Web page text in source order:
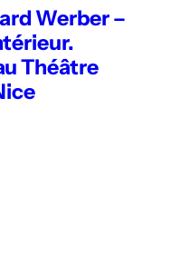
Werber –
Théâtre